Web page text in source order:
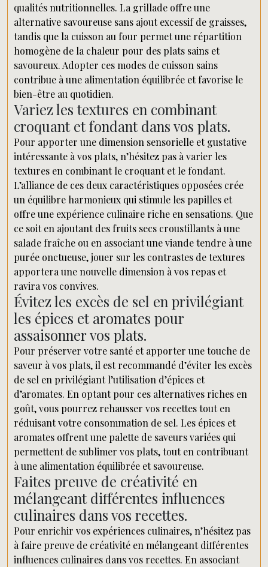
qualités nutritionnelles. La grillade offre une
alternative savoureuse sans ajout excessif de graisses,
tandis que la cuisson au four permet une répartition
homogène de la chaleur pour des plats sains et
savoureux. Adopter ces modes de cuisson sains
contribue à une alimentation équilibrée et favorise le
bien-être au quotidien.
Variez les textures en combinant
croquant et fondant dans vos plats.
Pour apporter une dimension sensorielle et gustative
intéressante à vos plats, n’hésitez pas à varier les
textures en combinant le croquant et le fondant.
L’alliance de ces deux caractéristiques opposées crée
un équilibre harmonieux qui stimule les papilles et
offre une expérience culinaire riche en sensations. Que
ce soit en ajoutant des fruits secs croustillants à une
salade fraîche ou en associant une viande tendre à une
purée onctueuse, jouer sur les contrastes de textures
apportera une nouvelle dimension à vos repas et
ravira vos convives.
Évitez les excès de sel en privilégiant
les épices et aromates pour
assaisonner vos plats.
Pour préserver votre santé et apporter une touche de
saveur à vos plats, il est recommandé d’éviter les excès
de sel en privilégiant l’utilisation d’épices et
d’aromates. En optant pour ces alternatives riches en
goût, vous pourrez rehausser vos recettes tout en
réduisant votre consommation de sel. Les épices et
aromates offrent une palette de saveurs variées qui
permettent de sublimer vos plats, tout en contribuant
à une alimentation équilibrée et savoureuse.
Faites preuve de créativité en
mélangeant différentes influences
culinaires dans vos recettes.
Pour enrichir vos expériences culinaires, n’hésitez pas
à faire preuve de créativité en mélangeant différentes
influences culinaires dans vos recettes. En associant